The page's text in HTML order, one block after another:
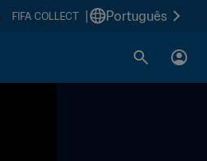
FIFA COLLECT Português